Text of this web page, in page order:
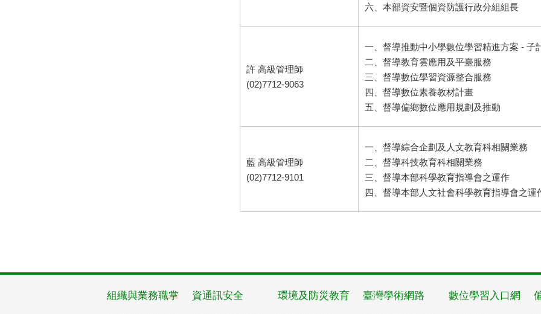
六、本部資安暨個資防護行政分組組長
許 高級管理師
(02)7712-9063
一、督導推動中小學數位學習精進方案 - 子
二、督導教育雲應用及平臺服務
三、督導數位學習資源整合服務
四、督導數位素養教材計畫
五、督導偏鄉數位應用規劃及推動
藍 高級管理師
(02)7712-9101
一、督導綜合企劃及人文教育科相關業務
二、督導科技教育科相關業務
三、督導本部科學教育指導會之運作
四、督導本部人文社會科學教育指導會之運
組織與業務職掌 資通訊安全 環境及防災教育 臺灣學術網路 數位學習入口網